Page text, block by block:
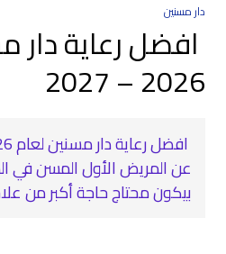
دار مسنين
افضل رعاية دار
2026 – 2027
عن المريض الأول المسن في
بيكون محتاج حاجة أكبر من